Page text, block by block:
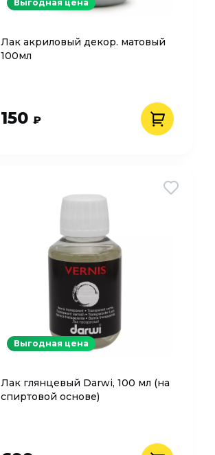
Лак акриловый декор. матовый
100мл
150 ₽
Выгодная цена
Лак глянцевый Darwi, 100 мл (на
спиртовой основе)
Выгодная цена